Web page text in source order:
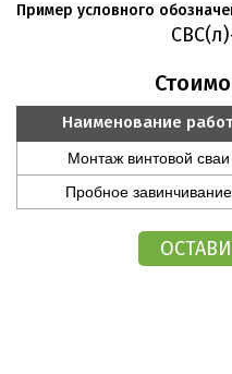
Пример условного
Наименование
Монтаж винтовой сваи
Пробное завинчивание